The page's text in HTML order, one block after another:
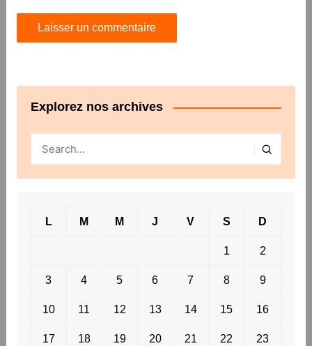
Explorez nos archives
L M M J V S D
1 2
3 4 5 6 7 8 9
10 11 12 13 14 15 16
17 18 19 20 21 22 23